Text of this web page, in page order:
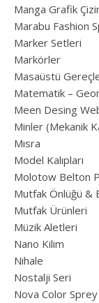
Manga Grafik
Marabu Fashion
Marker Setleri
Markörler
Masaüstü
Matematik –
Meen Desing
Minler (Mekanik
Mısra
Model Kalıpları
Molotow Belton
Mutfak Önlüğü &
Mutfak Ürünleri
Müzik Aletleri
Nano Kilim
Nihale
Nostalji Seri
Nova Color